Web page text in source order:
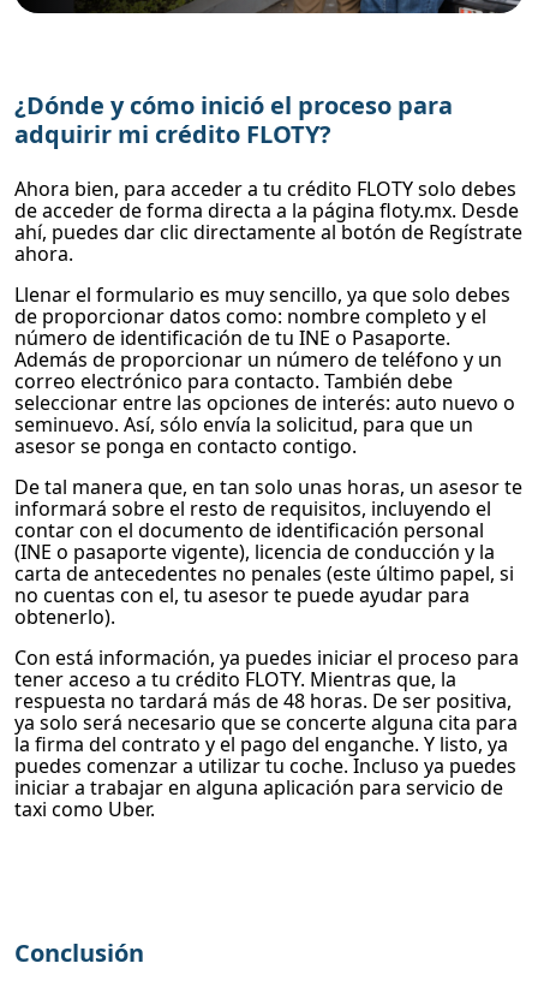
¿Dónde y cómo inició el proceso para
adquirir mi crédito FLOTY?
Ahora bien, para acceder a tu crédito FLOTY solo debes
de acceder de forma directa a la página floty.mx. Desde
ahí, puedes dar clic directamente al botón de Regístrate
ahora.
Llenar el formulario es muy sencillo, ya que solo debes
de proporcionar datos como: nombre completo y el
número de identificación de tu INE o Pasaporte.
Además de proporcionar un número de teléfono y un
correo electrónico para contacto. También debe
seleccionar entre las opciones de interés: auto nuevo o
seminuevo. Así, sólo envía la solicitud, para que un
asesor se ponga en contacto contigo.
De tal manera que, en tan solo unas horas, un asesor te
informará sobre el resto de requisitos, incluyendo el
contar con el documento de identificación personal
(INE o pasaporte vigente), licencia de conducción y la
carta de antecedentes no penales (este último papel, si
no cuentas con el, tu asesor te puede ayudar para
obtenerlo).
Con está información, ya puedes iniciar el proceso para
tener acceso a tu crédito FLOTY. Mientras que, la
respuesta no tardará más de 48 horas. De ser positiva,
ya solo será necesario que se concerte alguna cita para
la firma del contrato y el pago del enganche. Y listo, ya
puedes comenzar a utilizar tu coche. Incluso ya puedes
iniciar a trabajar en alguna aplicación para servicio de
taxi como Uber.
Conclusión